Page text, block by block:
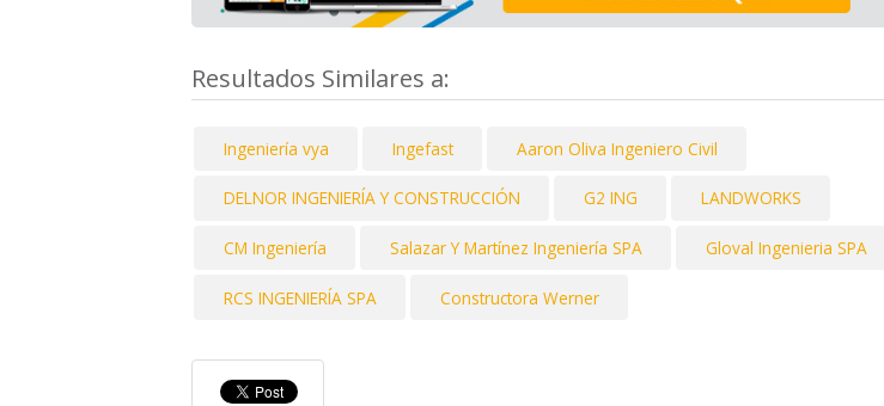
Resultados Similares a:
Ingeniería vya Ingefast Aaron Oliva Ingeniero Civil
DELNOR INGENIERÍA Y CONSTRUCCIÓN G2 ING LANDWORKS
CM Ingeniería Salazar Y Martínez Ingeniería SPA Gloval Ingenieria SPA
RCS INGENIERÍA SPA Constructora Werner